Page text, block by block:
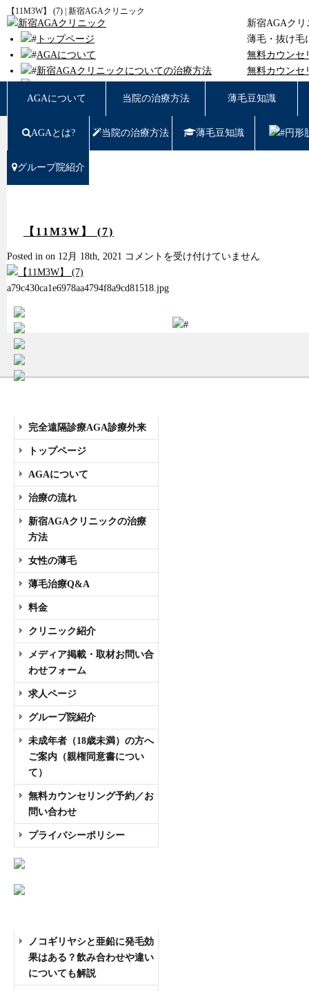
【11M3W】 (7) | 新宿AGAクリニック
トップページ
AGAについて
新宿AGAクリニックについての治療方法
円形脱毛
症例写真
治療の流れ
無料カウンセリング WEB予約はこちら／お問
プライバシーポリシー
無料相談窓口
ご予約はこちら 0120-721-969
東京都新宿区西新宿7-20-2 愛美堂ビル7階
受付時間11:00~20:00 年中無休
新宿AGAクリ
薄毛・抜け毛
無料カウンセ
無料カウンセ
AGAについて
当院の治療方法 薄毛豆知識
AGAとは? 当院の治療方法 薄毛豆知識 円形
グループ院紹介
【11M3W】 (7)
Posted in on 12月 18th, 2021 【11M3W】
は
コメントを受け付けていません
a79c430ca1e6978aa4794f8a9cd81518.jpg
完全遠隔診療AGA診療外来
トップページ
AGAについて
治療の流れ
新宿AGAクリニックの治療
方法
女性の薄毛
薄毛治療Q&A
料金
クリニック紹介
メディア掲載・取材お問い合
わせフォーム
求人ページ
グループ院紹介
未成年者（18歳未満）の方へ
ご案内（親権同意書につい
て）
無料カウンセリング予約／お
問い合わせ
プライバシーポリシー
ノコギリヤシと亜鉛に発毛効
果はある？飲み合わせや違い
についても解説